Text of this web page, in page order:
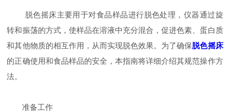
脱色摇床主要用于对食品样品进行脱色处理，仪器通过旋
转和振荡的方式，使样品在溶液中充分混合，促进色素、蛋白质
和其他物质的相互作用，从而实现脱色效果。为了确保脱色摇床
的正确使用和食品样品的安全，本指南将详细介绍其规范操作方
法。
准备工作